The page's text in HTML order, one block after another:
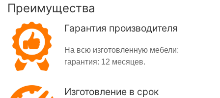
Преимущества
Гарантия производителя
На всю изготовленную мебели:
гарантия: 12 месяцев.
Изготовление в срок